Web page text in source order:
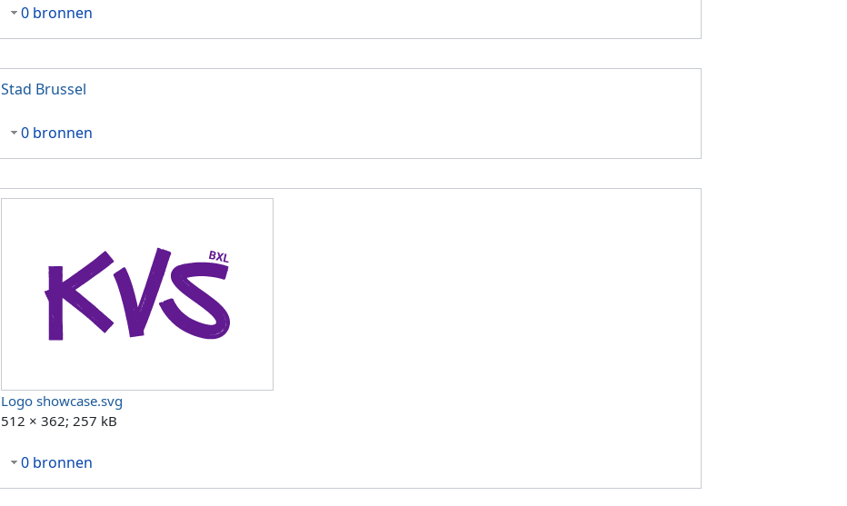
0 bronnen
Stad Brussel
0 bronnen
Logo showcase.svg
512 × 362; 257 kB
0 bronnen